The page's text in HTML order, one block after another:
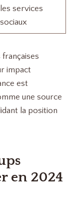
les services
sociaux
impact
est
une source
la position
en 2024